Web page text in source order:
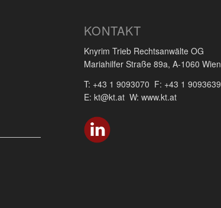
KONTAKT
Knyrim Trieb Rechtsanwälte OG
Mariahilfer Straße 89a, A-1060 Wien
T: +43 1 9093070 F: +43 1 9093639
E: kt@kt.at W: www.kt.at